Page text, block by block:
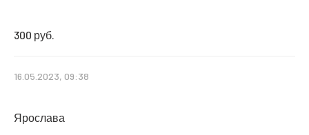
300 руб.
16.05.2023, 09:38
Ярослава